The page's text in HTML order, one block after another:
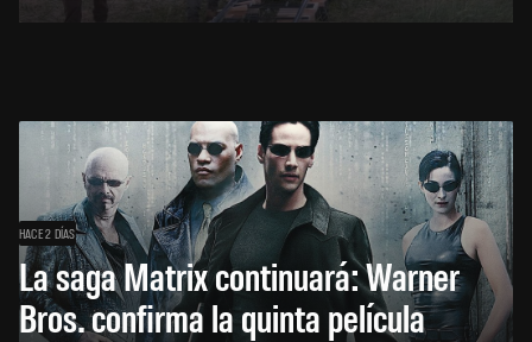
HACE 2 DÍAS
La saga Matrix continuará: Warner
Bros. confirma la quinta película